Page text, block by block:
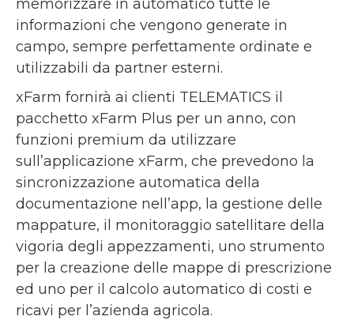
memorizzare in automatico tutte le
informazioni che vengono generate in
campo, sempre perfettamente ordinate e
utilizzabili da partner esterni.
xFarm fornirà ai clienti TELEMATICS il
pacchetto xFarm Plus per un anno, con
funzioni premium da utilizzare
sull’applicazione xFarm, che prevedono la
sincronizzazione automatica della
documentazione nell’app, la gestione delle
mappature, il monitoraggio satellitare della
vigoria degli appezzamenti, uno strumento
per la creazione delle mappe di prescrizione
ed uno per il calcolo automatico di costi e
ricavi per l’azienda agricola.